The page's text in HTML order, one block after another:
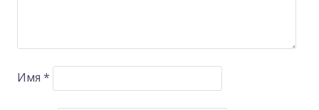
Имя *